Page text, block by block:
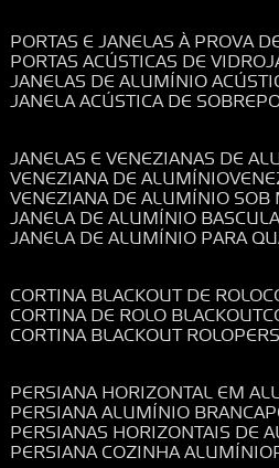
PORTAS E JANELAS À PROVA
PORTAS ACÚSTICAS DE VIDRO
JANELAS DE ALUMÍNIO
JANELA ACÚSTICA DE
JANELAS E VENEZIANAS DE
VENEZIANA DE ALUMÍNIO
VENEZIANA DE ALUMÍNIO
JANELA DE ALUMÍNIO
JANELA DE ALUMÍNIO PARA
CORTINA BLACKOUT DE ROLO
CORTINA DE ROLO BLACKOUT
CORTINA BLACKOUT ROLO
PERSIANA HORIZONTAL EM
PERSIANA ALUMÍNIO BRANCA
PERSIANAS HORIZONTAIS DE
PERSIANA COZINHA ALUMÍNIO